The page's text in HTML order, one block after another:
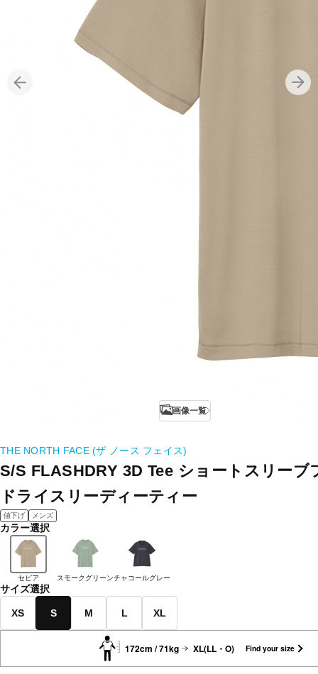
画像一覧
THE NORTH FACE (ザ ノース フェイス)
S/S FLASHDRY 3D Tee ショートスリーブ
ドライスリーディーティー
値下げ メンズ
カラー選択
セピア スモークグリーンチャコールグレー
サイズ選択
XS S M L XL
172cm / 71kg XL(LL・O) Find your size